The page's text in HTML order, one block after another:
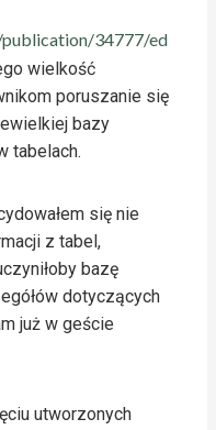
34777/ed
wielkość
poruszanie się
bazy
tabelach.
się nie
z tabel,
bazę
dotyczących
już w geście
utworzonych